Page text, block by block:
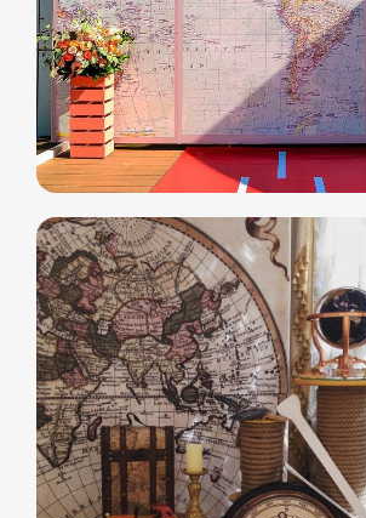
Отвечаем на звонки моментально, а в
Телеграм еще быстрее
Оставить заявку
Свяжитесь с нами
любым удобным
для вас способом
+7 964 635-25-15
info@smiletogo.ru
Витя Дима Слава